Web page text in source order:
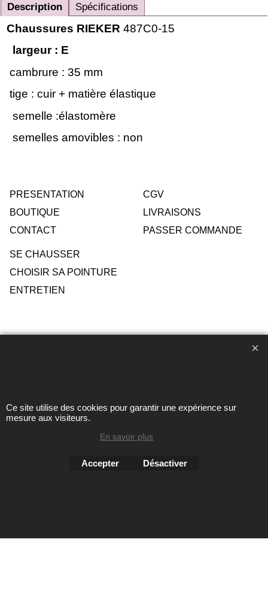
Description Spécifications
Chaussures RIEKER 487C0-15
largeur : E
cambrure : 35 mm
tige : cuir + matière élastique
semelle :élastomère
semelles amovibles : non
PRESENTATION
BOUTIQUE
CONTACT
CGV
LIVRAISONS
PASSER COMMANDE
SE CHAUSSER
CHOISIR SA POINTURE
ENTRETIEN
eCommerce ShopFactory
Ce site utilise des cookies pour garantir une expérience sur
mesure aux visiteurs.
En savoir plus
Accepter Désactiver